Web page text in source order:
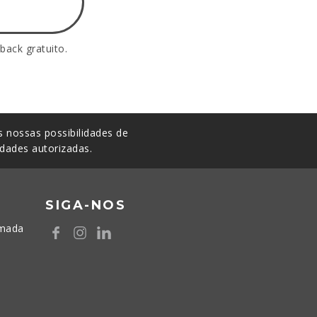
gratuito.
possibilidades de
autorizadas.
SIGA-NOS